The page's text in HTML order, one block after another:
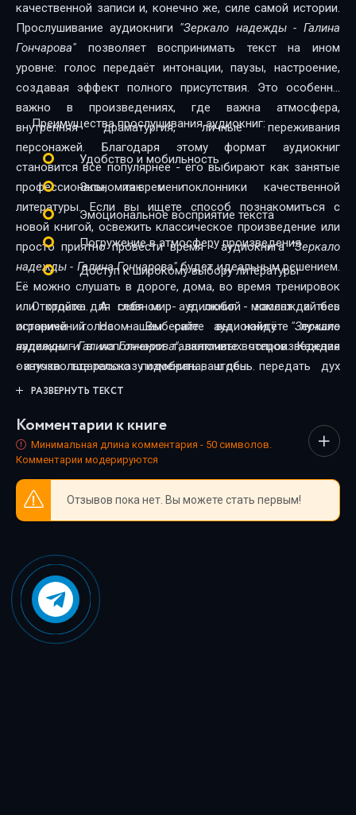
качественной записи и, конечно же, силе самой истории.
Прослушивание аудиокниги "Зеркало надежды - Галина
Гончарова" позволяет воспринимать текст на ином
уровне: голос передаёт интонации, паузы, настроение,
создавая эффект полного присутствия. Это особенно
важно в произведениях, где важна атмосфера,
внутренняя драматургия, личные переживания
персонажей. Благодаря этому формат аудиокниг
становится всё популярнее - его выбирают как занятые
профессионалы, так и поклонники качественной
литературы. Если вы ищете способ познакомиться с
новой книгой, освежить классическое произведение или
просто приятно провести время - аудиокнига"Зеркало
надежды - Галина Гончарова"будет идеальным решением.
Её можно слушать в дороге, дома, во время тренировок
или отдыха. А главное - в любой момент и без
ограничений. На нашем сайте вы найдёте лучшие
аудиокниги в исполнении талантливых чтецов. Каждая
озвучка тщательно подобрана, чтобы передать дух
произведения и сделать прослушивание максимально
триллеры и любовные истории - мы собрали всё, чтобы
каждый нашёл книгу по душе.
Преимущества прослушивания аудиокниг:
Удобство и мобильность
Экономия времени
Эмоциональное восприятие текста
Погружение в атмосферу произведения
Доступ к широкому выбору литературы
Откройте для себя мир аудиокниг - наслаждайтесь
историей голосом. Выберите аудиокнигу "Зеркало
надежды - Галина Гончарова", включите воспроизведение
- и позвольте рассказу изменить ваш день.
РАЗВЕРНУТЬ ТЕКСТ
Комментарии к книге
Минимальная длина комментария - 50 символов.
Комментарии модерируются
Отзывов пока нет. Вы можете стать первым!